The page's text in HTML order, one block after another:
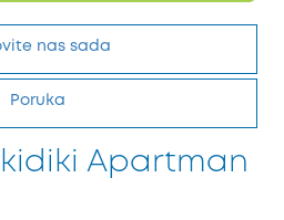
nas sada
Poruka
Apartman